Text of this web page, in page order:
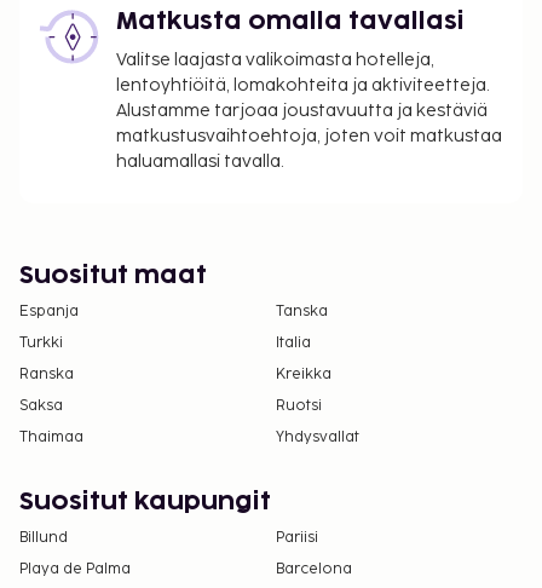
Tässä on mainittu kaikki majoituspaikan meille
ilmoittamat maksut.
Maksu buffetaamiaisesta: noin 16 EUR per
henkilö
Yllä oleva luettelo ei ehkä kata kaikkea. Maksut ja
eivät voi ylittää 1000 EUR:n suuruista summaa
tässä majoituspaikassa. Saat lisätietoja asiasta
ottamalla yhteyttä majoituspaikkaan
varausvahvistuksessa olevien tietojen avulla.
Korkeintaan 2 vuotta vanhat lapset voivat
majoittua ilmaiseksi, kun he käyttävät
sänkyjä.
Majoituspaikassa on tarjolla
yhdistettäviä/vierekkäisiä huoneita, joiden
saatavuus on rajoitettua. Niitä voi pyytää
Matkusta omalla tavallasi
Valitse laajasta valikoimasta hotelleja,
lentoyhtiöitä, lomakohteita ja aktiviteetteja.
Alustamme tarjoaa joustavuutta ja kestäviä
matkustusvaihtoehtoja, joten voit matkustaa
haluamallasi tavalla.
Suositut maat
Espanja
Tanska
Turkki
Italia
Ranska
Kreikka
Saksa
Ruotsi
Thaimaa
Yhdysvallat
Suositut kaupungit
Billund
Pariisi
Playa de Palma
Barcelona